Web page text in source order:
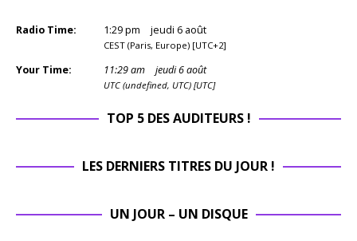
Radio Time: 1:29pm jeudi 6 août
CEST (Paris, Europe) [UTC+2]
Your Time: 11:29am jeudi 6 août
UTC (undefined, UTC) [UTC]
TOP 5 DES AUDITEURS !
LES DERNIERS TITRES DU JOUR !
UN JOUR – UN DISQUE